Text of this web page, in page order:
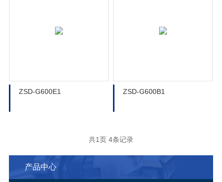
ZSD-G600E1 ZSD-G600B1
共1页 4条记录
产品中心